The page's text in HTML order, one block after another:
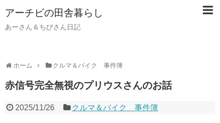
アーチビの田舎暮らし
あーさん＆ちびさん日記
ホーム クルマ＆バイク 事件簿
赤信号完全無視のプリウスさんのお話
2025/11/26 クルマ＆バイク 事件簿